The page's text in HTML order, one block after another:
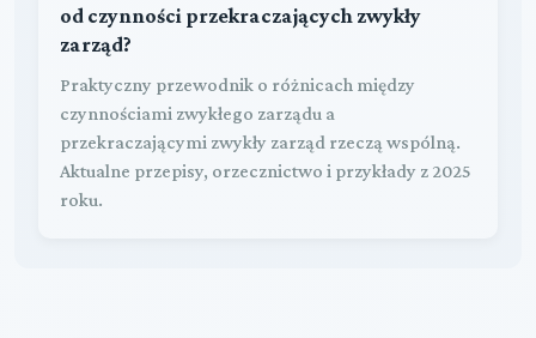
od czynności przekraczających zwykły
zarząd?
Praktyczny przewodnik o różnicach między
czynnościami zwykłego zarządu a
przekraczającymi zwykły zarząd rzeczą wspólną.
Aktualne przepisy, orzecznictwo i przykłady z 2025
roku.